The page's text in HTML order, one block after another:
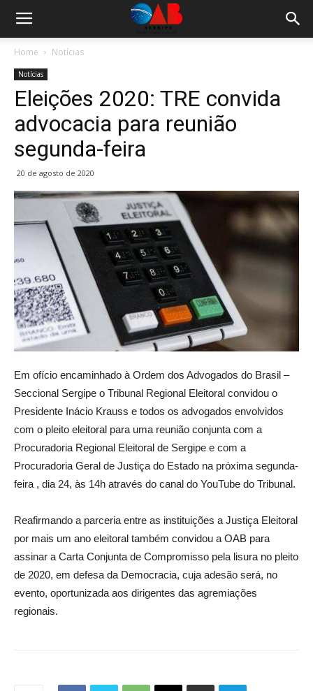
Home Notícias
Notícias
Eleições 2020: TRE convida
advocacia para reunião
segunda-feira
20 de agosto de 2020
Em ofício encaminhado à Ordem dos Advogados do Brasil –
Seccional Sergipe o Tribunal Regional Eleitoral convidou o
Presidente Inácio Krauss e todos os advogados envolvidos
com o pleito eleitoral para uma reunião conjunta com a
Procuradoria Regional Eleitoral de Sergipe e com a
Procuradoria Geral de Justiça do Estado na próxima segunda-
feira , dia 24, às 14h através do canal do YouTube do Tribunal.
Reafirmando a parceria entre as instituições a Justiça Eleitoral
por mais um ano eleitoral também convidou a OAB para
assinar a Carta Conjunta de Compromisso pela lisura no pleito
de 2020, em defesa da Democracia, cuja adesão será, no
evento, oportunizada aos dirigentes das agremiações
regionais.